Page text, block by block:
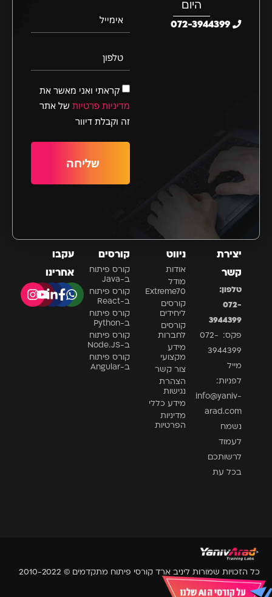
היום
אימייל
טלפון
קראתי ואני מאשר את
מדיניות פרטיות של אתר
זה וקבלת דיוור
שליחה
יצירת
קשר
טלפון:
072-
3944399
פקס: 072-
3944399
מייל
לפניות:
info@yaniv-
arad.com
נשמח
לעמוד
לרשותכם
בכל עת
ניווט
אודות
מודל
Extreme70
קורסים
ליחידים
קורסים
לחברות
מידע
מקצועי
צור קשר
הצהרת
נגישות
מידע כללי
מדיניות
הפרטיות
קורסים
קורס פיתוח
ב-Java
קורס פיתוח
ב-React
קורס פיתוח
ב-Python
קורס פיתוח
ב-Node.JS
קורס פיתוח
ב-Angular
עקבו
אחרינו
כל הזכויות שמורות ליניב ארד קורסי פיתוח מתקדמים © 2010-2022
Website by Essence